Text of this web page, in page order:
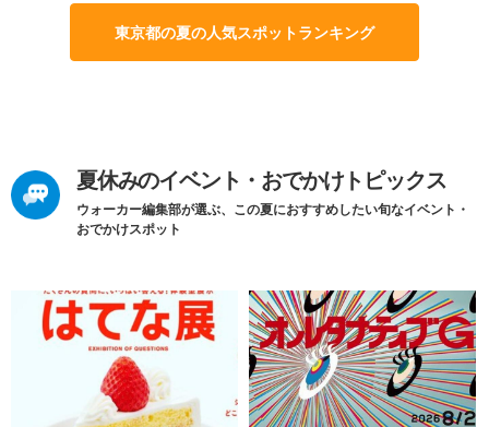
東京都の夏の人気スポットランキング
夏休みのイベント・おでかけトピックス
ウォーカー編集部が選ぶ、この夏におすすめしたい旬なイベント・
おでかけスポット